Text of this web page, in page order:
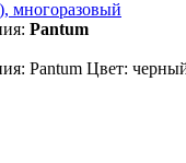
многоразовый
Pantum
Pantum Цвет: